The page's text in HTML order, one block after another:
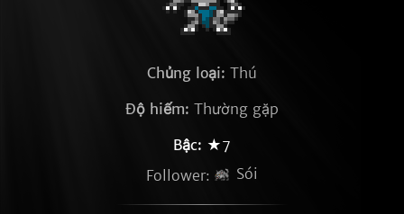
Chủng loại: Thú
Độ hiếm: Thường gặp
Bậc: ★7
Follower:
Sói